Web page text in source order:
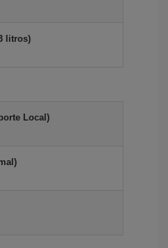
litros)
Local)